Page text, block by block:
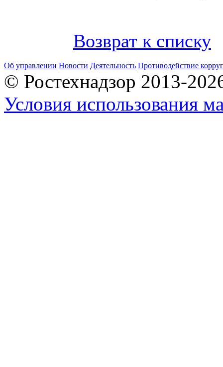
Возврат к списку
Об управлении Новости Деятельность Противодействие
© Ростехнадзор 2013-
Условия использования